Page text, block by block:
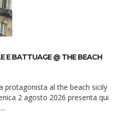
E BATTUAGE @ THE BEACH
2 agosto 2026 presenta qui